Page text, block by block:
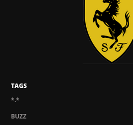
TAGS
*.*
BUZZ